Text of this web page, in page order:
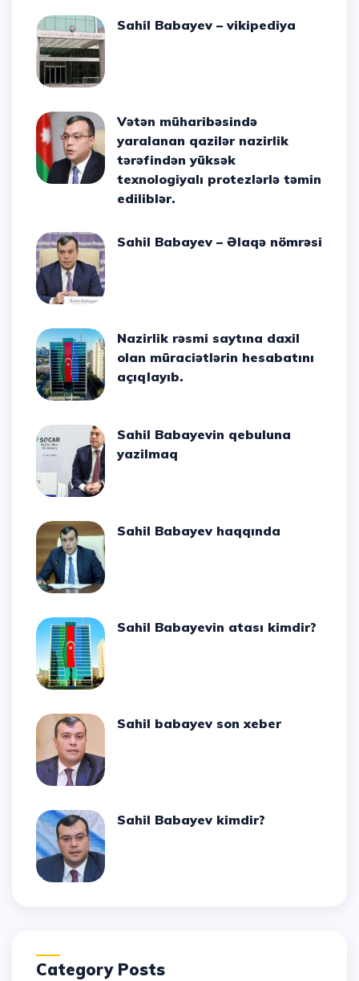
Sahil Babayev – vikipediya
Vətən müharibəsində
yaralanan qazilər nazirlik
tərəfindən yüksək
texnologiyalı protezlərlə təmin
ediliblər.
Sahil Babayev – Əlaqə nömrəsi
Nazirlik rəsmi saytına daxil
olan müraciətlərin hesabatını
açıqlayıb.
Sahil Babayevin qebuluna
yazilmaq
Sahil Babayev haqqında
Sahil Babayevin atası kimdir?
Sahil babayev son xeber
Sahil Babayev kimdir?
Category Posts